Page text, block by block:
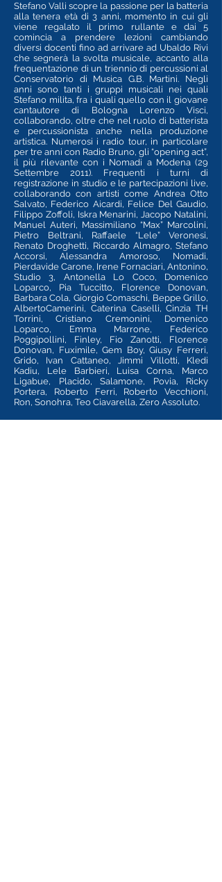
Stefano Valli scopre la passione per la batteria
alla tenera età di 3 anni, momento in cui gli
viene regalato il primo rullante e dai 5
comincia a prendere lezioni cambiando
diversi docenti fino ad arrivare ad Ubaldo Rivi
che segnerà la svolta musicale, accanto alla
frequentazione di un triennio di percussioni al
Conservatorio di Musica G.B. Martini. Negli
anni sono tanti i gruppi musicali nei quali
Stefano milita, fra i quali quello con il giovane
cantautore di Bologna Lorenzo Visci,
collaborando, oltre che nel ruolo di batterista
e percussionista anche nella produzione
artistica. Numerosi i radio tour, in particolare
per tre anni con Radio Bruno, gli “opening act”,
il più rilevante con i Nomadi a Modena (29
Settembre 2011). Frequenti i turni di
registrazione in studio e le partecipazioni live,
collaborando con artisti come Andrea Otto
Salvato, Federico Aicardi, Felice Del Gaudio,
Filippo Zoffoli, Iskra Menarini, Jacopo Natalini,
Manuel Auteri, Massimiliano “Max” Marcolini,
Pietro Beltrani, Raffaele “Lele” Veronesi,
Renato Droghetti, Riccardo Almagro, Stefano
Accorsi, Alessandra Amoroso, Nomadi,
Pierdavide Carone, Irene Fornaciari, Antonino,
Studio 3, Antonella Lo Coco, Domenico
Loparco, Pia Tuccitto, Florence Donovan,
Barbara Cola, Giorgio Comaschi, Beppe Grillo,
AlbertoCamerini, Caterina Caselli, Cinzia TH
Torrini, Cristiano Cremonini, Domenico
Loparco, Emma Marrone, Federico
Poggipollini, Finley, Fio Zanotti, Florence
Donovan, Fuximile, Gem Boy, Giusy Ferreri,
Grido, Ivan Cattaneo, Jimmi Villotti, Kledi
Kadiu, Lele Barbieri, Luisa Corna, Marco
Ligabue, Placido, Salamone, Povia, Ricky
Portera, Roberto Ferri, Roberto Vecchioni,
Ron, Sonohra, Teo Ciavarella, Zero Assoluto.